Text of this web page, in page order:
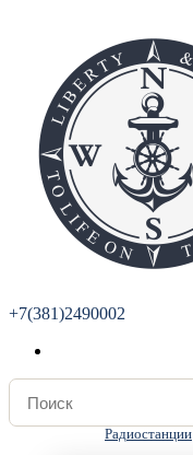
+7(381)2490002
Радиостанции